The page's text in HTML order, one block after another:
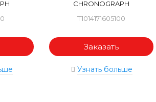
CHRONOGRAPH
T1014171605100
Заказать
Узнать больше